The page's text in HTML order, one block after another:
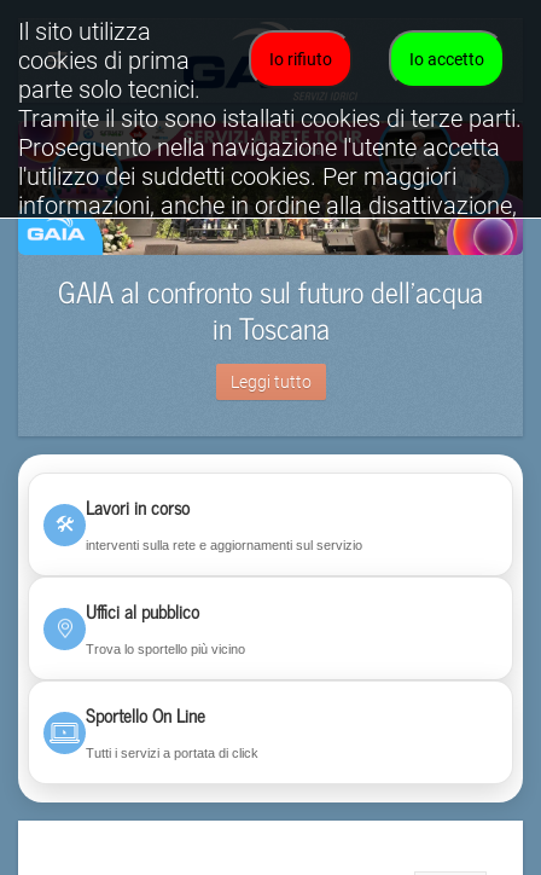
GAIA al confronto sul futuro dell’acqua
in Toscana
Leggi tutto
🛠
Lavori in corso
interventi sulla rete e aggiornamenti sul servizio
Uffici al pubblico
Trova lo sportello più vicino
Sportello On Line
Tutti i servizi a portata di click
Io accetto
Io rifiuto
Il sito utilizza
cookies di prima
parte solo tecnici.
Tramite il sito sono istallati cookies di terze parti.
Proseguento nella navigazione l'utente accetta
l'utilizzo dei suddetti cookies. Per maggiori
informazioni, anche in ordine alla disattivazione,
è possibile consultare l'informativa cookies
completa.
Visualizza informativa completa.